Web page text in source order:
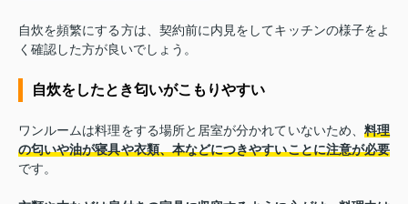
自炊を頻繁にする方は、契約前に内見をしてキッチンの様子をよ
く確認した方が良いでしょう。
自炊をしたとき匂いがこもりやすい
ワンルームは料理をする場所と居室が分かれていないため、 料理
の匂いや油が寝具や衣類、本などにつきやすいことに注意が必要
です。